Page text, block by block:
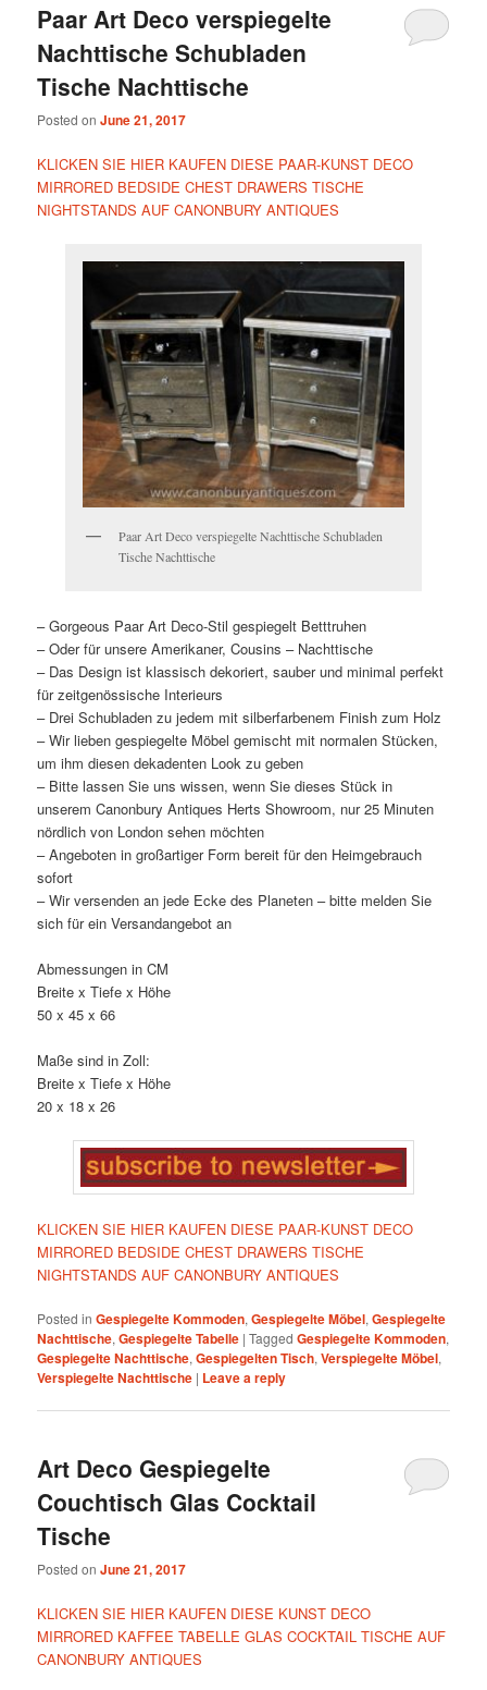
Paar Art Deco verspiegelte
Nachttische Schubladen
Tische Nachttische
Posted onJune 21, 2017
KLICKEN SIE HIER KAUFEN DIESE PAAR-KUNST DECO
MIRRORED BEDSIDE CHEST DRAWERS TISCHE
NIGHTSTANDS AUF CANONBURY ANTIQUES
Paar Art Deco verspiegelte Nachttische Schubladen
Tische Nachttische
– Gorgeous Paar Art Deco-Stil gespiegelt Betttruhen
– Oder für unsere Amerikaner, Cousins – Nachttische
– Das Design ist klassisch dekoriert, sauber und minimal perfekt
für zeitgenössische Interieurs
– Drei Schubladen zu jedem mit silberfarbenem Finish zum Holz
– Wir lieben gespiegelte Möbel gemischt mit normalen Stücken,
um ihm diesen dekadenten Look zu geben
– Bitte lassen Sie uns wissen, wenn Sie dieses Stück in
unserem Canonbury Antiques Herts Showroom, nur 25 Minuten
nördlich von London sehen möchten
– Angeboten in großartiger Form bereit für den Heimgebrauch
sofort
– Wir versenden an jede Ecke des Planeten – bitte melden Sie
sich für ein Versandangebot an
Abmessungen in CM
Breite x Tiefe x Höhe
50 x 45 x 66
Maße sind in Zoll:
Breite x Tiefe x Höhe
20 x 18 x 26
KLICKEN SIE HIER KAUFEN DIESE PAAR-KUNST DECO
MIRRORED BEDSIDE CHEST DRAWERS TISCHE
NIGHTSTANDS AUF CANONBURY ANTIQUES
Posted in Gespiegelte Kommoden,Gespiegelte Möbel,Gespiegelte
Nachttische,Gespiegelte Tabelle |Tagged Gespiegelte Kommoden,
Gespiegelte Nachttische,Gespiegelten Tisch,Verspiegelte Möbel,
Verspiegelte Nachttische | Leave a reply
Art Deco Gespiegelte
Couchtisch Glas Cocktail
Tische
Posted onJune 21, 2017
KLICKEN SIE HIER KAUFEN DIESE KUNST DECO
MIRRORED KAFFEE TABELLE GLAS COCKTAIL TISCHE AUF
CANONBURY ANTIQUES